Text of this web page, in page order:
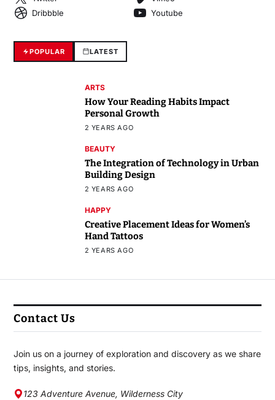
Dribbble
Youtube
POPULAR LATEST
ARTS
How Your Reading Habits Impact
Personal Growth
2 YEARS AGO
BEAUTY
The Integration of Technology in Urban
Building Design
2 YEARS AGO
HAPPY
Creative Placement Ideas for Women’s
Hand Tattoos
2 YEARS AGO
Contact Us
Join us on a journey of exploration and discovery as we share
tips, insights, and stories.
123 Adventure Avenue, Wilderness City